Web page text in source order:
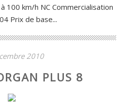
100 km/h NC Commercialisation
Prix de base...
2010
PLUS 8